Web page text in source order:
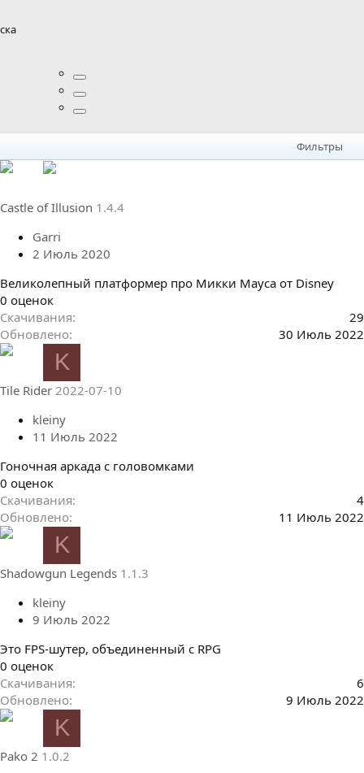
Фильтры
Castle of Illusion 1.4.4
Garri
2 Июль 2020
Великолепный платформер про Микки Мауса от Disney
0
.
0
0
в
0 оценок
Скачивания
29
Обновлено
30 Июль 2022
K
Tile Rider 2022-07-10
kleiny
11 Июль 2022
Гоночная аркада с головомками
0
.
0
0
в
0 оценок
Скачивания
4
Обновлено
11 Июль 2022
K
Shadowgun Legends 1.1.3
kleiny
9 Июль 2022
Это FPS-шутер, объединенный с RPG
0
.
0
0
в
0 оценок
Скачивания
6
Обновлено
9 Июль 2022
K
Pako 2 1.0.2